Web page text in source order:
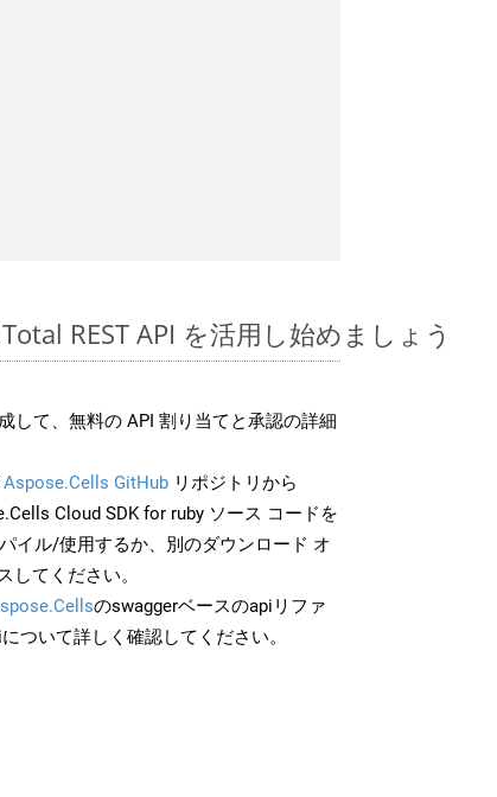
REST API を活用し始めましょう
して、無料の API 割り当てと承認の詳細
Aspose.Cells GitHub リポジトリから
Cloud SDK for ruby ソース コードを
イル/使用するか、別のダウンロード オ
してください。
のswaggerベースのapiリファ
ついて詳しく確認してください。